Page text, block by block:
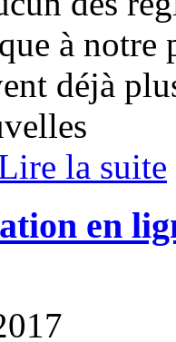
à notre
déjà
la suite
en